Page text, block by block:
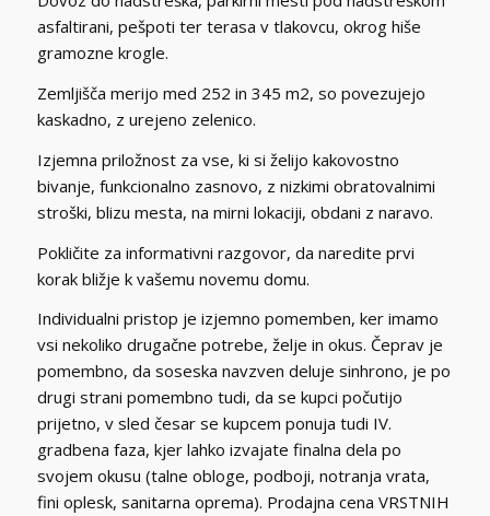
asfaltirani, pešpoti ter terasa v tlakovcu, okrog hiše
gramozne krogle.
Zemljišča merijo med 252 in 345 m2, so povezujejo
kaskadno, z urejeno zelenico.
Izjemna priložnost za vse, ki si želijo kakovostno
bivanje, funkcionalno zasnovo, z nizkimi obratovalnimi
stroški, blizu mesta, na mirni lokaciji, obdani z naravo.
Pokličite za informativni razgovor, da naredite prvi
korak bližje k vašemu novemu domu.
Individualni pristop je izjemno pomemben, ker imamo
vsi nekoliko drugačne potrebe, želje in okus. Čeprav je
pomembno, da soseska navzven deluje sinhrono, je po
drugi strani pomembno tudi, da se kupci počutijo
prijetno, v sled česar se kupcem ponuja tudi IV.
gradbena faza, kjer lahko izvajate finalna dela po
svojem okusu (talne obloge, podboji, notranja vrata,
fini oplesk, sanitarna oprema). Prodajna cena VRSTNIH